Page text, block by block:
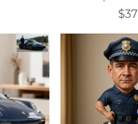
$37